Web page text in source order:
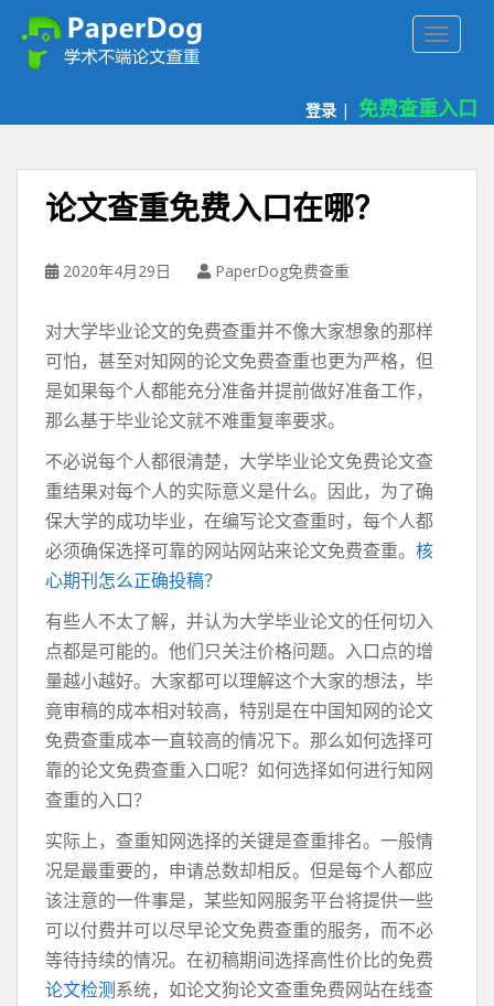
登录 | 免费查重入口
论文查重免费入口在哪？
2020年4月29日 PaperDog免费查重
对大学毕业论文的免费查重并不像大家想象的那样
可怕，甚至对知网的论文免费查重也更为严格，但
是如果每个人都能充分准备并提前做好准备工作，
那么基于毕业论文就不难重复率要求。
不必说每个人都很清楚，大学毕业论文免费论文查
重结果对每个人的实际意义是什么。因此，为了确
保大学的成功毕业，在编写论文查重时，每个人都
必须确保选择可靠的网站网站来论文免费查重。 核
心期刊怎么正确投稿？
有些人不太了解，并认为大学毕业论文的任何切入
点都是可能的。他们只关注价格问题。入口点的增
量越小越好。大家都可以理解这个大家的想法，毕
竟审稿的成本相对较高，特别是在中国知网的论文
免费查重成本一直较高的情况下。那么如何选择可
靠的论文免费查重入口呢？如何选择如何进行知网
查重的入口？
实际上，查重知网选择的关键是查重排名。一般情
况是最重要的，申请总数却相反。但是每个人都应
该注意的一件事是，某些知网服务平台将提供一些
可以付费并可以尽早论文免费查重的服务，而不必
等待持续的情况。在初稿期间选择高性价比的免费
论文检测系统，如论文狗论文查重免费网站在线查